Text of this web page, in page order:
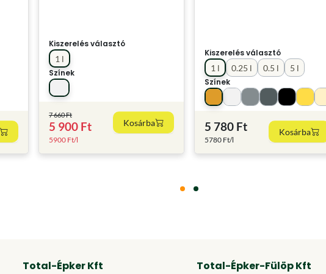
Kiszerelés választó
1 l
Színek
7 660 Ft
5 900 Ft
5900 Ft/l
Kosárba
Kiszerelés választó
0.25 l
0.5 l
1 l
5 l
Színek
5 780 Ft
5780 Ft/l
Kosárba
Total-Épker Kft Total-Épker-Fülöp Kft